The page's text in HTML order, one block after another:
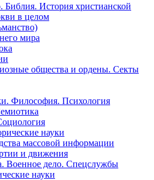
Библия. История христианской
в целом
мира
общества и ордены. Секты
Философия. Психология
науки
массовой информации
и движения
Военное дело. Спецслужбы
науки